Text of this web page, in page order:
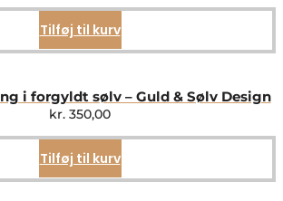
Tilføj til kurv
i forgyldt sølv – Guld & Sølv Design
kr. 350,00
Tilføj til kurv